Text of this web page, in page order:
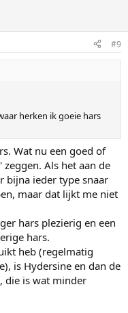
#9
herken ik goeie hars
Wat nu een goed of
Als het aan de
bijna ieder type snaar
maar dat lijkt me niet
hars plezierig en een
hars.
heb (regelmatig
is Hydersine en dan de
die is wat minder